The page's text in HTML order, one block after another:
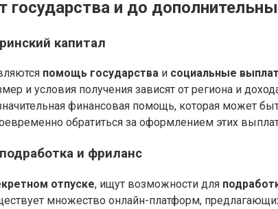
государства и до
капитал
помощь государства и социальные
и условия получения зависят от региона и
финансовая помощь, которая может
обратиться за оформлением этих
и фриланс
отпуске, ищут возможности для
множество онлайн-платформ,